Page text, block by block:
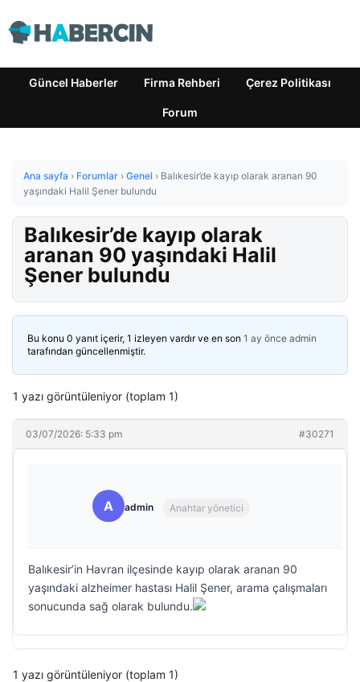
Güncel Haberler Firma Rehberi Çerez Politikası
Forum
Ana sayfa › Forumlar › Genel › Balıkesir’de kayıp olarak aranan 90
yaşındaki Halil Şener bulundu
Balıkesir’de kayıp olarak
aranan 90 yaşındaki Halil
Şener bulundu
Bu konu 0 yanıt içerir, 1 izleyen vardır ve en son 1 ay önce admin
tarafından güncellenmiştir.
1 yazı görüntüleniyor (toplam 1)
03/07/2026: 5:33 pm #30271
A admin Anahtar yönetici
Balıkesir’in Havran ilçesinde kayıp olarak aranan 90
yaşındaki alzheimer hastası Halil Şener, arama çalışmaları
sonucunda sağ olarak bulundu.
1 yazı görüntüleniyor (toplam 1)